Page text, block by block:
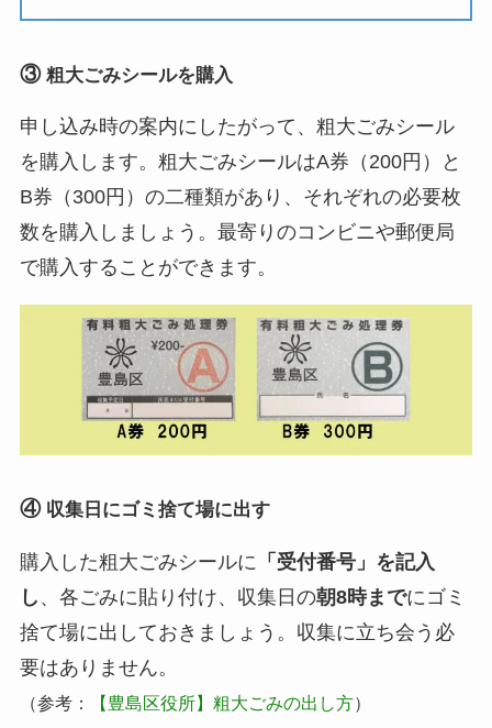
番～28番
西巣鴨 １～４丁目
東池袋
１丁目１番～
７番
第1・3水
東池袋
１丁目８番～
１１番・１４
番～２１番・
番
第1・3土
東池袋
１丁目１２
番・１３番・
２２番～２８
番
第2・4土
東池袋
１丁目３４番
東池袋
2丁目1番～48
番・49番6号
第1・3火
③ 粗大ごみシールを購入
申し込み時の案内にしたがって、粗大ごみシール
を購入します。粗大ごみシールはA券（200円）と
B券（300円）の二種類があり、それぞれの必要枚
数を購入しましょう。最寄りのコンビニや郵便局
で購入することができます。
④ 収集日にゴミ捨て場に出す
購入した粗大ごみシールに 「受付番号」を記入
し 、各ごみに貼り付け、収集日の朝8時までにゴミ
捨て場に出しておきましょう。収集に立ち会う必
要はありません。
（参考： 【豊島区役所】粗大ごみの出し方）